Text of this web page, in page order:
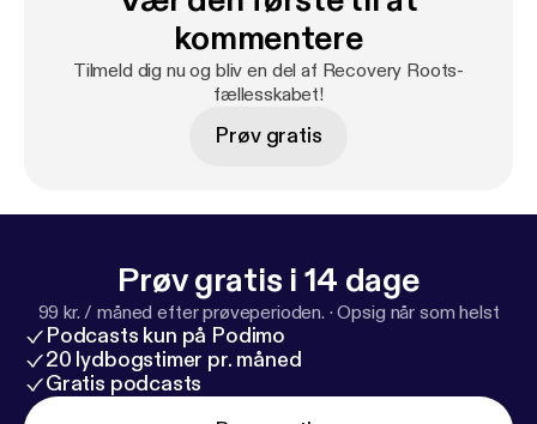
kommentere
Tilmeld dig nu og bliv en del af Recovery Roots-
fællesskabet!
Prøv gratis
Prøv gratis i 14 dage
99 kr. / måned efter prøveperioden. ·Opsig når som helst
Podcasts kun på Podimo
20 lydbogstimer pr. måned
Gratis podcasts